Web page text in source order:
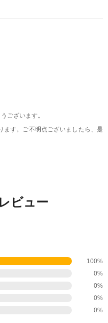
ございます。
ます。ご不明点ございましたら、是
休暇、年末年始等を除く）
ビュー
100%
0%
0%
0%
0%